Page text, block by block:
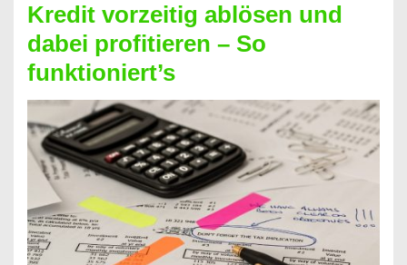
Kredit
berechnen
–
Mit
diesen
Regeln!
Kredit vorzeitig ablösen und
dabei profitieren – So
funktioniert’s